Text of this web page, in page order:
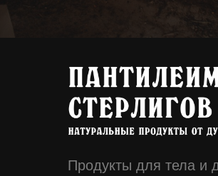
Продукты для тела и